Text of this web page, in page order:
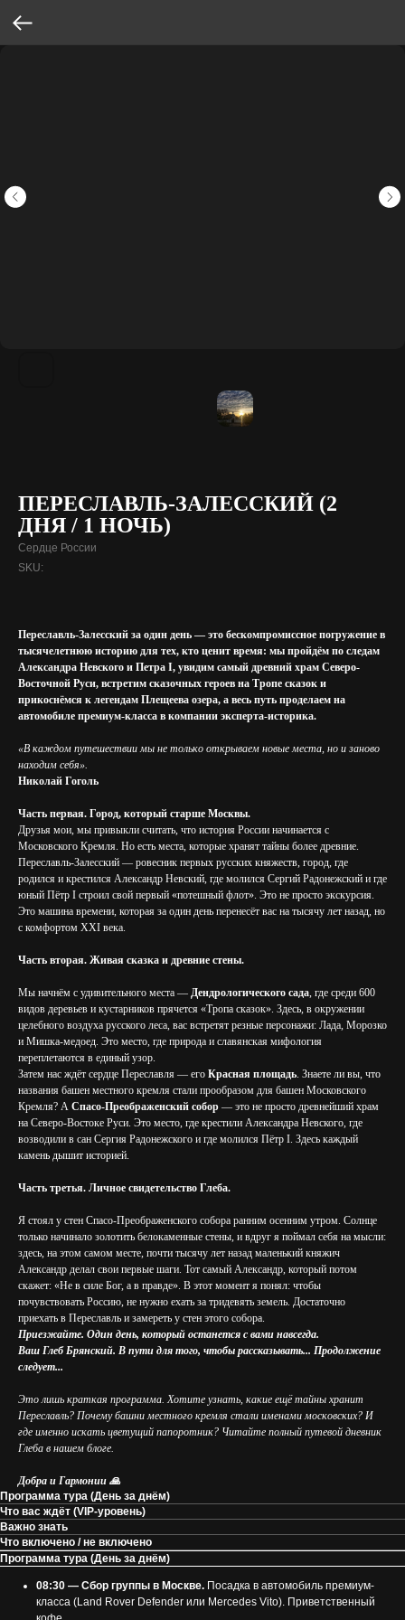
ПЕРЕСЛАВЛЬ-ЗАЛЕССКИЙ (2
ДНЯ / 1 НОЧЬ)
Сердце России
SKU:
Переславль-Залесский за один день — это бескомпромиссное погружение в
тысячелетнюю историю для тех, кто ценит время: мы пройдём по следам
Александра Невского и Петра I, увидим самый древний храм Северо-
Восточной Руси, встретим сказочных героев на Тропе сказок и
прикоснёмся к легендам Плещеева озера, а весь путь проделаем на
автомобиле премиум-класса в компании эксперта-историка.
«В каждом путешествии мы не только открываем новые места, но и заново
находим себя».
Николай Гоголь
Часть первая. Город, который старше Москвы.
Друзья мои, мы привыкли считать, что история России начинается с
Московского Кремля. Но есть места, которые хранят тайны более древние.
Переславль-Залесский — ровесник первых русских княжеств, город, где
родился и крестился Александр Невский, где молился Сергий Радонежский и где
юный Пётр I строил свой первый «потешный флот». Это не просто экскурсия.
Это машина времени, которая за один день перенесёт вас на тысячу лет назад, но
с комфортом XXI века.
Часть вторая. Живая сказка и древние стены.
Мы начнём с удивительного места — Дендрологического сада, где среди 600
видов деревьев и кустарников прячется «Тропа сказок». Здесь, в окружении
целебного воздуха русского леса, вас встретят резные персонажи: Лада, Морозко
и Мишка-медоед. Это место, где природа и славянская мифология
переплетаются в единый узор.
Затем нас ждёт сердце Переславля — его Красная площадь. Знаете ли вы, что
названия башен местного кремля стали прообразом для башен Московского
Кремля? А Спасо-Преображенский собор — это не просто древнейший храм
на Северо-Востоке Руси. Это место, где крестили Александра Невского, где
возводили в сан Сергия Радонежского и где молился Пётр I. Здесь каждый
камень дышит историей.
Часть третья. Личное свидетельство Глеба.
Я стоял у стен Спасо-Преображенского собора ранним осенним утром. Солнце
только начинало золотить белокаменные стены, и вдруг я поймал себя на мысли:
здесь, на этом самом месте, почти тысячу лет назад маленький княжич
Александр делал свои первые шаги. Тот самый Александр, который потом
скажет: «Не в силе Бог, а в правде». В этот момент я понял: чтобы
почувствовать Россию, не нужно ехать за тридевять земель. Достаточно
приехать в Переславль и замереть у стен этого собора.
Приезжайте. Один день, который останется с вами навсегда.
Ваш Глеб Брянский. В пути для того, чтобы рассказывать... Продолжение
следует...
Это лишь краткая программа. Хотите узнать, какие ещё тайны хранит
Переславль? Почему башни местного кремля стали именами московских? И
где именно искать цветущий папоротник? Читайте полный путевой дневник
Глеба в нашем блоге.
Добра и Гармонии 🙏
Программа тура (День за днём)
Что вас ждёт (VIP-уровень)
Важно знать
Что включено / не включено
Программа тура (День за днём)
08:30 — Сбор группы в Москве. Посадка в автомобиль премиум-
класса (Land Rover Defender или Mercedes Vito). Приветственный